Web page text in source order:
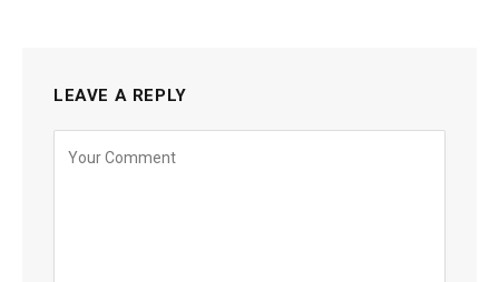
LEAVE A REPLY